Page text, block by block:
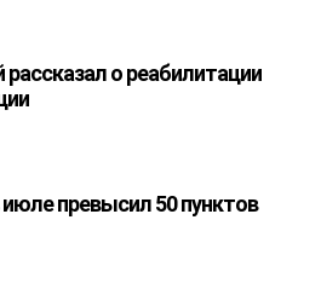
о реабилитации
превысил 50 пунктов